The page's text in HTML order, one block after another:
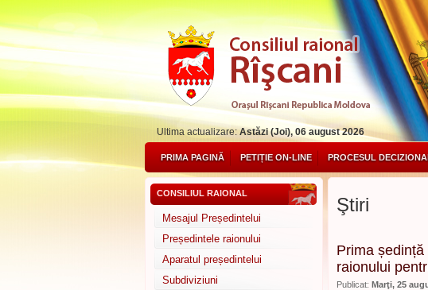
Ultima actualizare:Astăzi (Joi), 06 august 2026
PRIMA PAGINĂ PETIȚIE ON-LINE PROCESUL
CONSILIUL RAIONAL
Mesajul Președintelui
Președintele raionului
Aparatul președintelui
Subdiviziuni
Ştiri
Prima
raionului
Publicat: Marţi, 25